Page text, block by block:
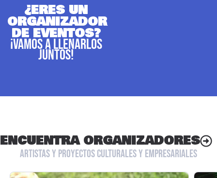
¿ERES UN
ORGANIZADOR
DE EVENTOS?
¡VAMOS A LLENARLOS
JUNTOS!
ENCUENTRA ORGANIZADORES
ARTISTAS Y PROYECTOS CULTURALES Y EMPRESARIALES